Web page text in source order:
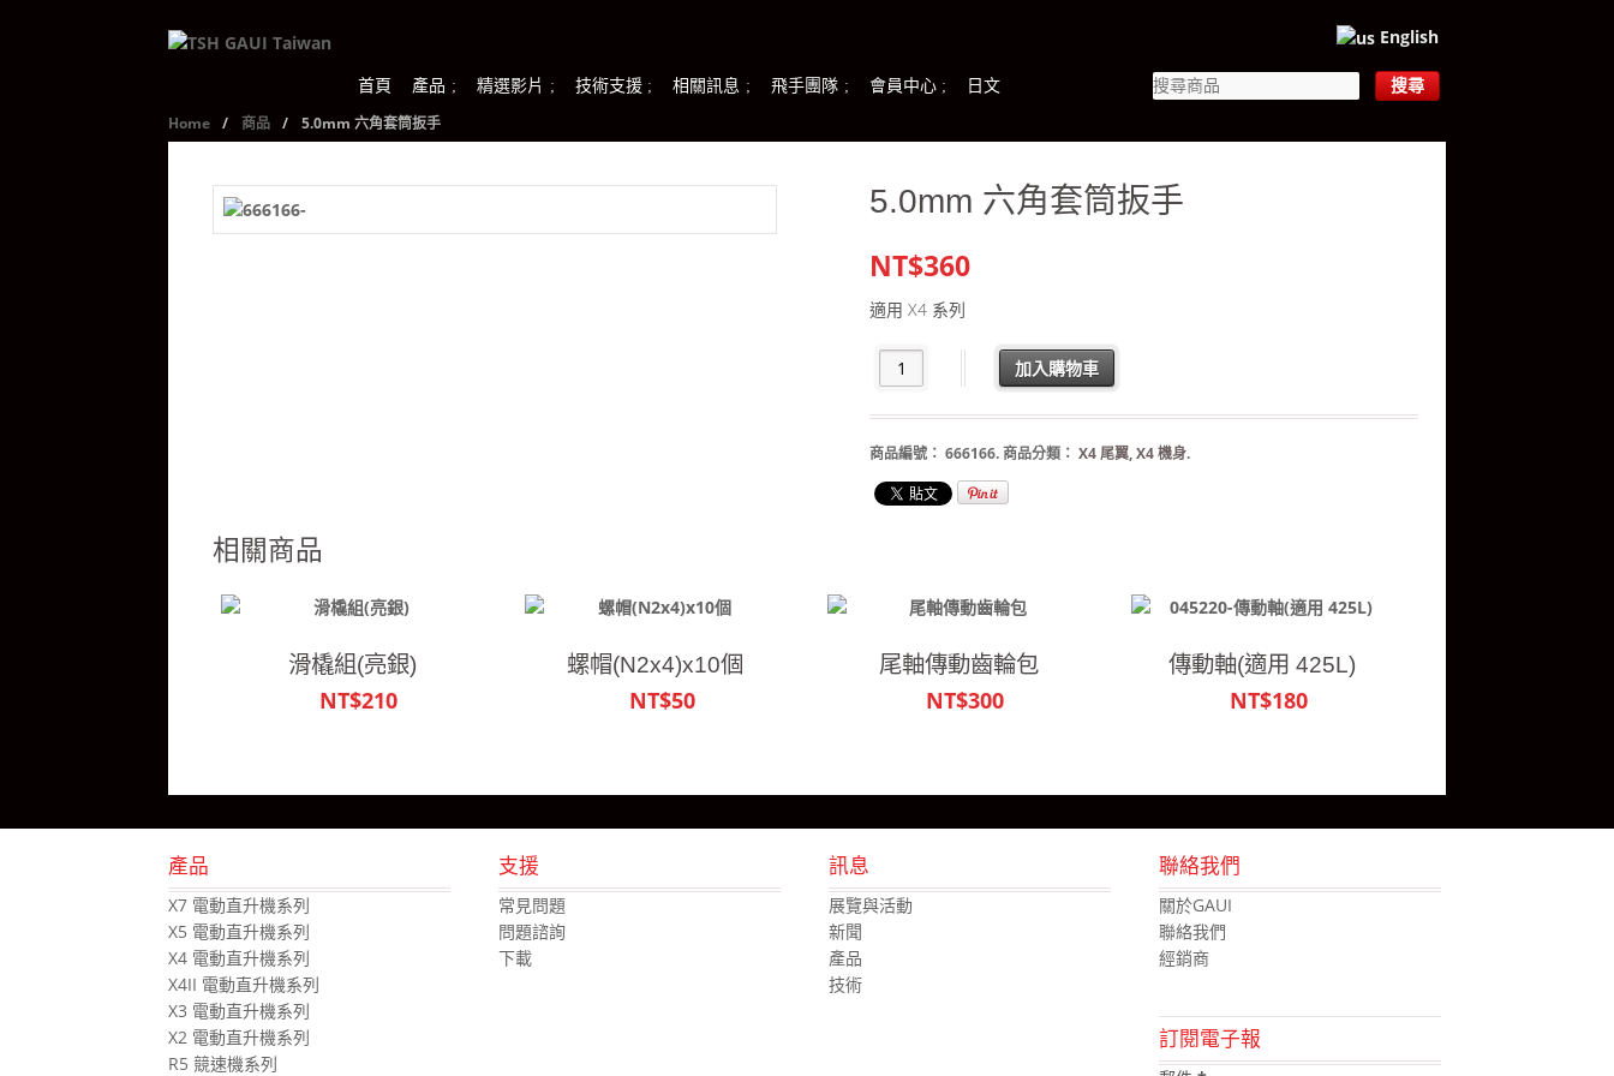
English
首頁 產品 精選影片 技術支援 相關訊息 飛手團隊 會員中心
日文
Home
/ 商品 / 5.0mm 六角套筒扳手
5.0mm 六角套筒扳手
NT$360
適用 X4 系列
加入購物車
商品編號： 666166.商品分類： X4 尾翼,X4 機身.
相關商品
滑橇組(亮銀)
NT$210
螺帽(N2x4)x10個
NT$50
尾軸傳動齒輪包
NT$300
傳動軸(適用 425L)
NT$180
產品
X7 電動直升機系列
X5 電動直升機系列
X4 電動直升機系列
X4II 電動直升機系列
X3 電動直升機系列
X2 電動直升機系列
R5 競速機系列
支援
常見問題
問題諮詢
下載
訊息
展覽與活動
新聞
產品
技術
聯絡我們
關於GAUI
聯絡我們
經銷商
訂閱電子報